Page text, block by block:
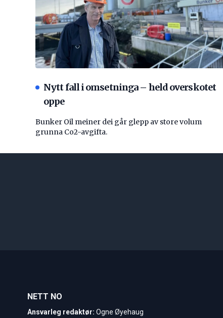
Nytt fall i omsetninga – held overskotet
oppe
Bunker Oil meiner dei går glepp av store volum
grunna Co2-avgifta.
NETT NO
Ansvarleg redaktør: Ogne Øyehaug